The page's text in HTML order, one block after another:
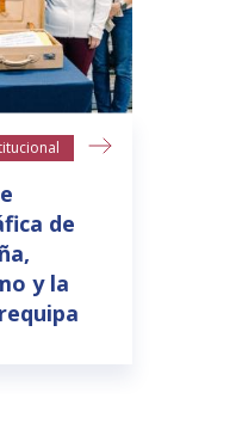
de
y la